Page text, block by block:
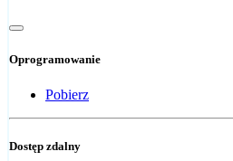
Oprogramowanie
Pobierz
Dostęp zdalny